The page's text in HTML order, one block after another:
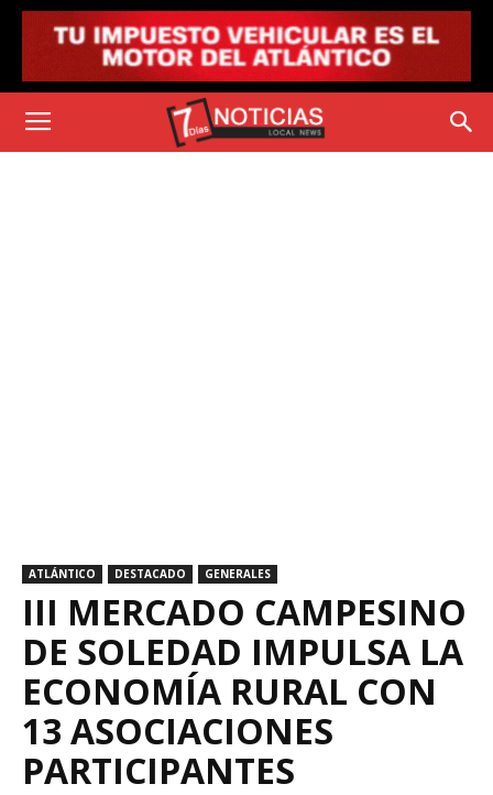
ATLÁNTICO DESTACADO GENERALES
III MERCADO CAMPESINO
DE SOLEDAD IMPULSA LA
ECONOMÍA RURAL CON
13 ASOCIACIONES
PARTICIPANTES